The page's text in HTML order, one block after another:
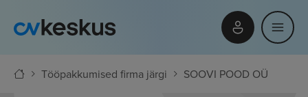
Tööpakkumised firma järgi SOOVI POOD OÜ